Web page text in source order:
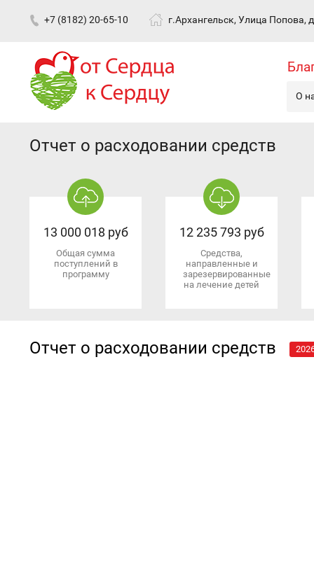
+7 (8182) 20-65-10 г.Архангельск, Улица Попова,
О
Отчет о расходовании средств
13 000 018 руб
Общая сумма
поступлений в
программу
12 235 793 руб
Средства,
направленные и
зарезервированные
на лечение детей
Отчет о расходовании средств